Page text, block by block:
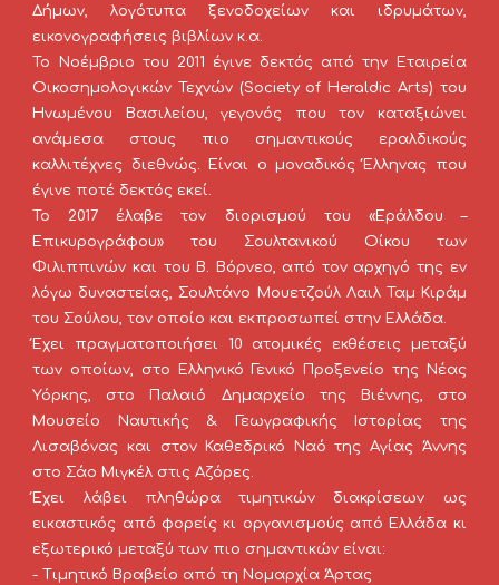
Δήμων, λογότυπα ξενοδοχείων και ιδρυμάτων,
εικονογραφήσεις βιβλίων κ.α.
Το Νοέμβριο του 2011 έγινε δεκτός από την Εταιρεία
Οικοσημολογικών Τεχνών (Society of Heraldic Arts) του
Ηνωμένου Βασιλείου, γεγονός που τον καταξιώνει
ανάμεσα στους πιο σημαντικούς εραλδικούς
καλλιτέχνες διεθνώς. Είναι ο μοναδικός Έλληνας που
έγινε ποτέ δεκτός εκεί.
Το 2017 έλαβε τον διορισμού του «Εράλδου –
Επικυρογράφου» του Σουλτανικού Οίκου των
Φιλιππινών και του Β. Βόρνεο, από τον αρχηγό της εν
λόγω δυναστείας, Σουλτάνο Μουετζούλ Λαιλ Ταμ Κιράμ
του Σούλου, τον οποίο και εκπροσωπεί στην Ελλάδα.
Έχει πραγματοποιήσει 10 ατομικές εκθέσεις μεταξύ
των οποίων, στο Ελληνικό Γενικό Προξενείο της Νέας
Υόρκης, στο Παλαιό Δημαρχείο της Βιέννης, στο
Μουσείο Ναυτικής & Γεωγραφικής Ιστορίας της
Λισαβόνας και στον Καθεδρικό Ναό της Αγίας Άννης
στο Σάο Μιγκέλ στις Αζόρες.
Έχει λάβει πληθώρα τιμητικών διακρίσεων ως
εικαστικός από φορείς κι οργανισμούς από Ελλάδα κι
εξωτερικό μεταξύ των πιο σημαντικών είναι:
-Τιμητικό Βραβείο από τη Νομαρχία Άρτας